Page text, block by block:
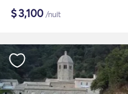
$3,100 /nuit